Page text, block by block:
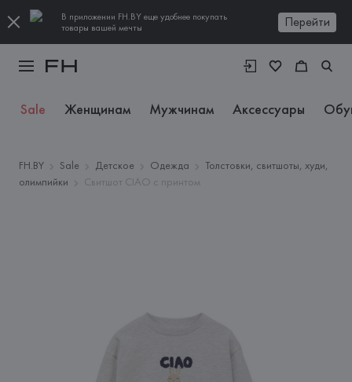
В приложении FH.BY еще удобнее покупать
товары вашей мечты
Перейти
Sale Женщинам Мужчинам Аксессуары
FH.BY Sale Детское Одежда
Толстовки, свитшоты, худи,
олимпийки
Свитшот CIAO с принтом